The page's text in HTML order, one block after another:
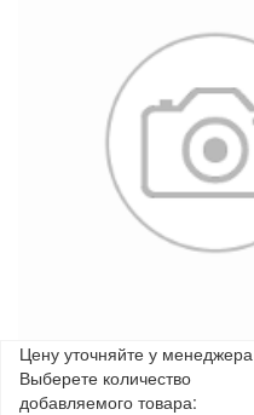
Цену уточняйте у менеджера
Выберете количество
добавляемого товара: